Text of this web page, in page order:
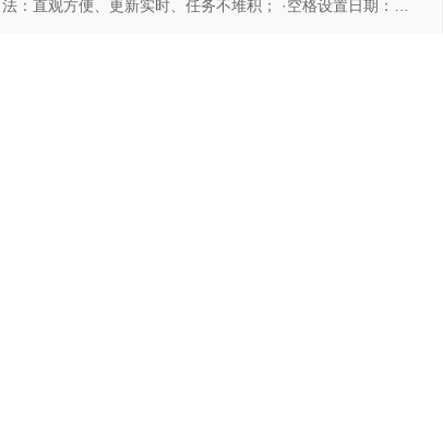
法：直观方便、更新实时、任务不堆积； ·空格设置日期：支